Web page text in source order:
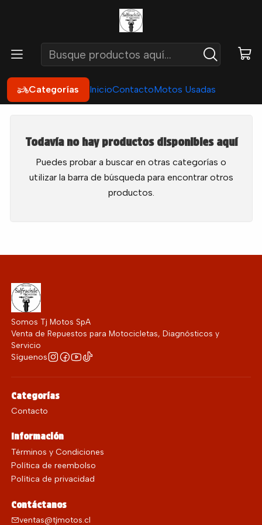
Categorías InicioContactoMotos Usadas
Neumáticos
Todavía no hay productos disponibles aquí
Puedes probar a buscar en otras categorías o
utilizar la barra de búsqueda para encontrar otros
productos.
Somos Tj Motos SpA
Venta de Repuestos para Motocicletas, Diagnósticos y
Servicio
Síguenos
Categorías
Contacto
Información
Términos y Condiciones
Política de reembolso
Política de privacidad
Contáctanos
ventas@tjmotos.cl